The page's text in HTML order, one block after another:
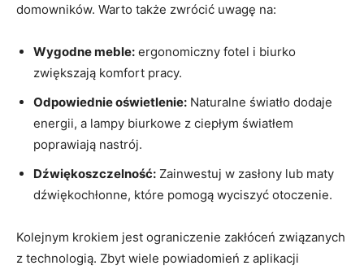
domowników. Warto ⁤także zwrócić​ uwagę ⁣na:
Wygodne meble: ergonomiczny fotel i biurko
zwiększają komfort ⁢pracy.
Odpowiednie oświetlenie: Naturalne światło dodaje
energii,‍ a lampy ⁣biurkowe z⁣ ciepłym światłem
poprawiają nastrój.
Dźwiękoszczelność: Zainwestuj w zasłony lub maty
dźwiękochłonne, które pomogą wyciszyć otoczenie.
Kolejnym krokiem jest ograniczenie zakłóceń związanych
z technologią. Zbyt wiele powiadomień z aplikacji⁤